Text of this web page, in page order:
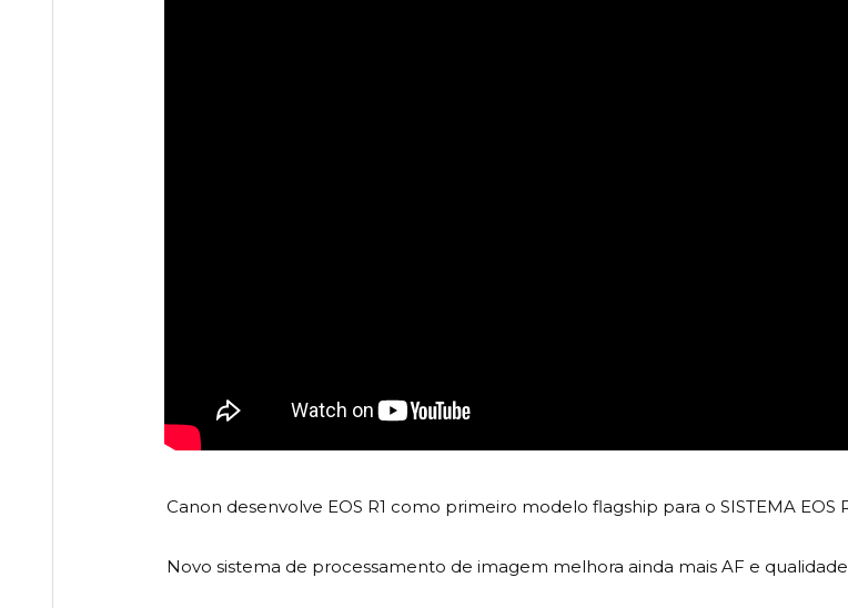
Canon desenvolve EOS R1 como primeiro modelo flagship para o SISTEMA EOS
Novo sistema de processamento de imagem melhora ainda mais AF e